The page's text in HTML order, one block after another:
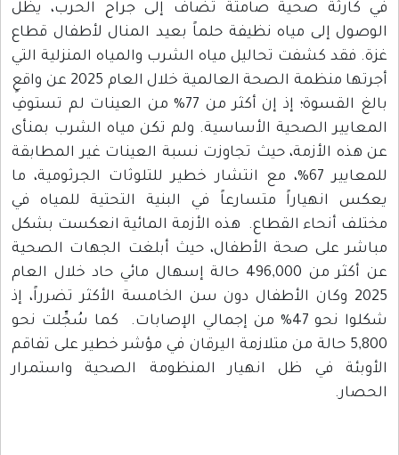
في كارثة صحية صامتة تُضاف إلى جراح الحرب، يظل
الوصول إلى مياه نظيفة حلماً بعيد المنال لأطفال قطاع
غزة. فقد كشفت تحاليل مياه الشرب والمياه المنزلية التي
أجرتها منظمة الصحة العالمية خلال العام 2025 عن واقعٍ
بالغ القسوة؛ إذ إن أكثر من 77% من العينات لم تستوفِ
المعايير الصحية الأساسية. ولم تكن مياه الشرب بمنأى
عن هذه الأزمة، حيث تجاوزت نسبة العينات غير المطابقة
للمعايير 67%، مع انتشار خطير للتلوثات الجرثومية، ما
يعكس انهياراً متسارعاً في البنية التحتية للمياه في
مختلف أنحاء القطاع. هذه الأزمة المائية انعكست بشكل
مباشر على صحة الأطفال، حيث أبلغت الجهات الصحية
عن أكثر من 496,000 حالة إسهال مائي حاد خلال العام
2025 وكان الأطفال دون سن الخامسة الأكثر تضرراً، إذ
شكلوا نحو 47% من إجمالي الإصابات. كما سُجِّلت نحو
5,800 حالة من متلازمة اليرقان في مؤشر خطير على تفاقم
الأوبئة في ظل انهيار المنظومة الصحية واستمرار
الحصار.